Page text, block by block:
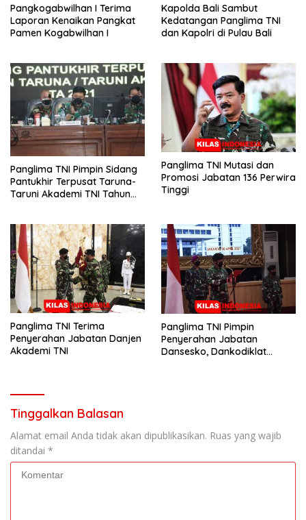
Pangkogabwilhan I Terima
Laporan Kenaikan Pangkat
Pamen Kogabwilhan I
Kapolda Bali Sambut
Kedatangan Panglima TNI
dan Kapolri di Pulau Bali
Panglima TNI Pimpin Sidang
Pantukhir Terpusat Taruna-
Taruni Akademi TNI Tahun
Panglima TNI Mutasi dan
Promosi Jabatan 136 Perwira
Tinggi
Panglima TNI Terima
Penyerahan Jabatan Danjen
Akademi TNI
Panglima TNI Pimpin
Penyerahan Jabatan
Dansesko, Dankodiklat
Tinggalkan Balasan
Alamat email Anda tidak akan dipublikasikan. Ruas yang wajib
ditandai *